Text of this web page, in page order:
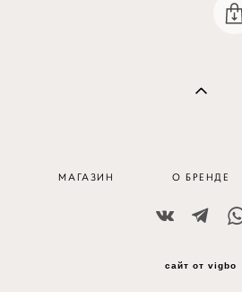
МАГАЗИН О БРЕНДЕ
сайт от vigbo